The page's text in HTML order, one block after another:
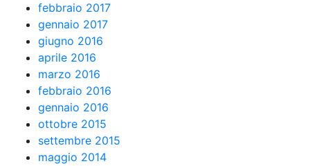
febbraio 2017
gennaio 2017
giugno 2016
aprile 2016
marzo 2016
febbraio 2016
gennaio 2016
ottobre 2015
settembre 2015
maggio 2014